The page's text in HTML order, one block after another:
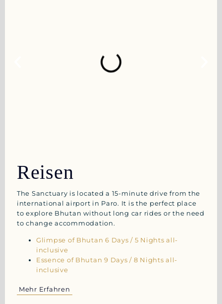
Reisen
The Sanctuary is located a 15-minute drive from the
international airport in Paro. It is the perfect place
to explore Bhutan without long car rides or the need
to change accommodation.
Glimpse of Bhutan 6 Days / 5 Nights all-
inclusive
Essence of Bhutan 9 Days / 8 Nights all-
inclusive
Mehr Erfahren